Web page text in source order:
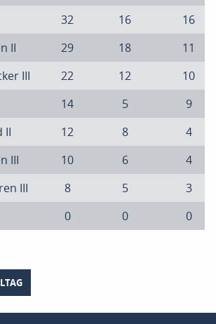
32 16
16
II
29 18
11
III
22 12
10
14 5
9
II
12 8
4
III
10 6
4
III
8 5
3
0 0 0